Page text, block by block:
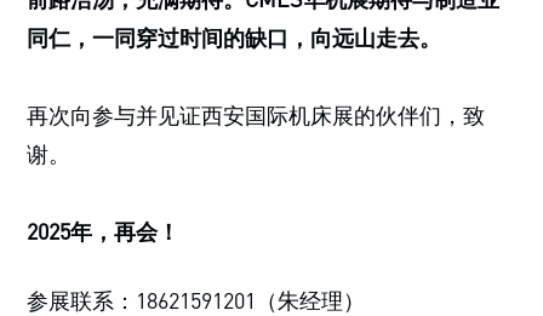
同仁，一同穿过时间的缺口，向远山走去。
再次向参与并见证西安国际机床展的伙伴们，致
谢。
2025年，再会！
参展联系：18621591201（朱经理）